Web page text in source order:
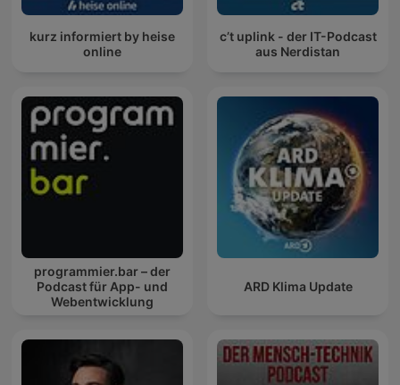
kurz informiert by heise
online
c’t uplink - der IT-Podcast
aus Nerdistan
programmier.bar – der
Podcast für App- und
Webentwicklung
ARD Klima Update